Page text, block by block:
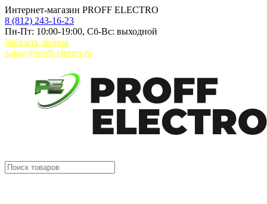
Интернет-магазин PROFF ELECTRO
8 (812) 243-16-23
Пн-Пт: 10:00-19:00, Сб-Вс: выходной
Заказать звонок
zakaz@proff-electro.ru